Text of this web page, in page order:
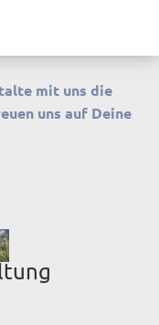
mit uns die
uns auf Deine